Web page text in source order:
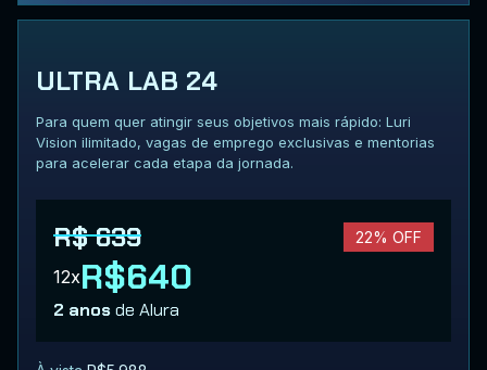
ULTRA LAB 24
Para quem quer atingir seus objetivos mais rápido: Luri
Vision ilimitado, vagas de emprego exclusivas e mentorias
para acelerar cada etapa da jornada.
R$ 639 22% OFF
12xR$640
2 anosde Alura